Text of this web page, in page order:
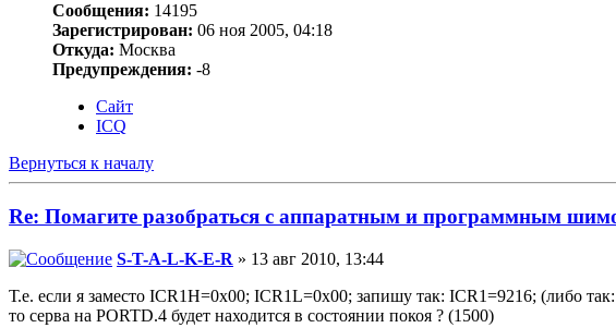
Сообщения: 14195
Зарегистрирован: 06 ноя 2005, 04:18
Откуда: Москва
Предупреждения: -8
Сайт
ICQ
Вернуться к началу
Re: Помагите разобраться с аппаратным и программным
S-T-A-L-K-E-R » 13 авг 2010, 13:44
Т.е. если я заместо ICR1H=0x00; ICR1L=0x00; запишу так: ICR1=9216; (либо
то серва на PORTD.4 будет находится в состоянии покоя ? (1500)